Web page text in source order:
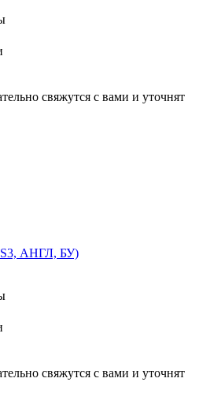
свяжутся с вами и уточнят
АНГЛ, БУ)
свяжутся с вами и уточнят